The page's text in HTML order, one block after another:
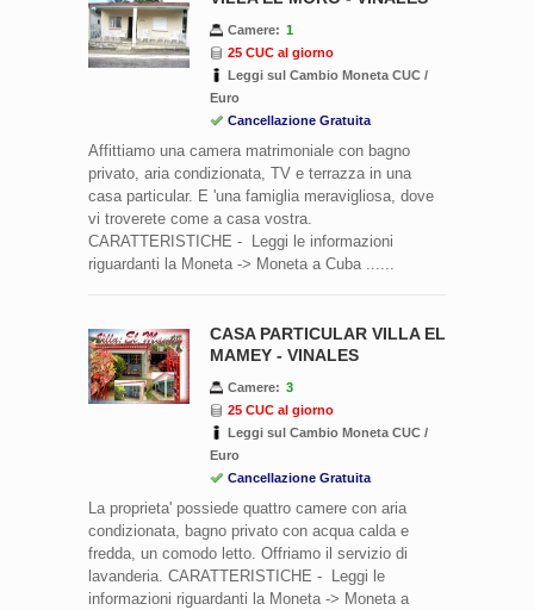
Camere: 1
25 CUC al giorno
Leggi sul Cambio Moneta CUC /
Euro
Cancellazione Gratuita
Affittiamo una camera matrimoniale con bagno
privato, aria condizionata, TV e terrazza in una
casa particular. E 'una famiglia meravigliosa, dove
vi troverete come a casa vostra.
CARATTERISTICHE - Leggi le informazioni
riguardanti la Moneta -> Moneta a Cuba ......
CASA PARTICULAR VILLA EL
MAMEY - VINALES
Camere: 3
25 CUC al giorno
Leggi sul Cambio Moneta CUC /
Euro
Cancellazione Gratuita
La proprieta' possiede quattro camere con aria
condizionata, bagno privato con acqua calda e
fredda, un comodo letto. Offriamo il servizio di
lavanderia. CARATTERISTICHE - Leggi le
informazioni riguardanti la Moneta -> Moneta a